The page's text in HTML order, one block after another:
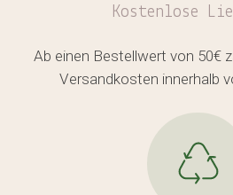
Kostenlose
Ab einen Bestellwert von 50€
Versandkosten innerhalb